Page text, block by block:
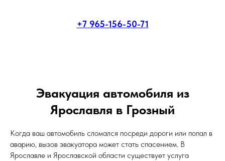
+7 965-156-50-71
Эвакуация автомобиля из
Ярославля в Грозный
Когда ваш автомобиль сломался посреди дороги или попал в
аварию, вызов эвакуатора может стать спасением. В
Ярославле и Ярославской области существует услуга